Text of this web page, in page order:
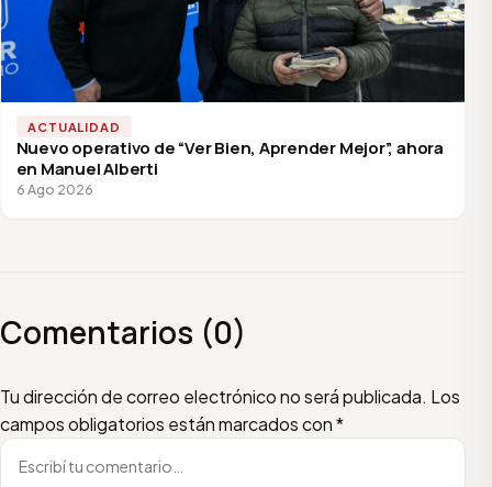
ACTUALIDAD
Nuevo operativo de “Ver Bien, Aprender Mejor”, ahora
en Manuel Alberti
6 Ago 2026
Comentarios (0)
Tu dirección de correo electrónico no será publicada. Los
campos obligatorios están marcados con*
Escribí tu comentario
Nombre
Email